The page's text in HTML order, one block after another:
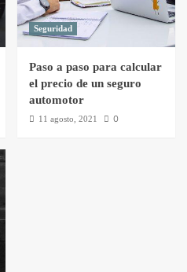
Seguridad
Paso a paso para calcular
el precio de un seguro
automotor
11 agosto, 2021 0